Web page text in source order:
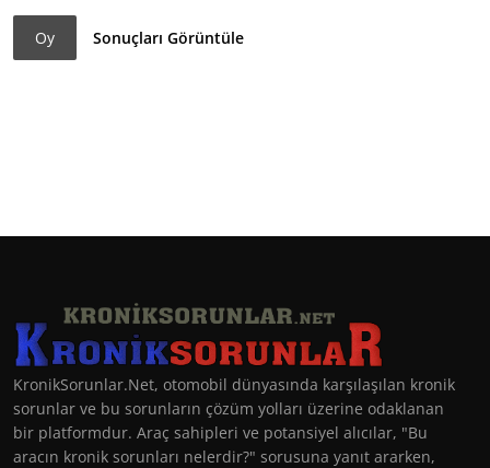
Oy Sonuçları Görüntüle
KronikSorunlar.Net, otomobil dünyasında karşılaşılan kronik
sorunlar ve bu sorunların çözüm yolları üzerine odaklanan
bir platformdur. Araç sahipleri ve potansiyel alıcılar, "Bu
aracın kronik sorunları nelerdir?" sorusuna yanıt ararken,